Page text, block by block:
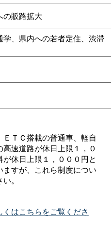
の販路拡大
、県内への若者定住、渋滞
ＴＣ搭載の普通車、軽自
速道路が休日上限１，０
休日上限１，０００円と
すが、これら制度につい
。
くはこちらをご覧くださ